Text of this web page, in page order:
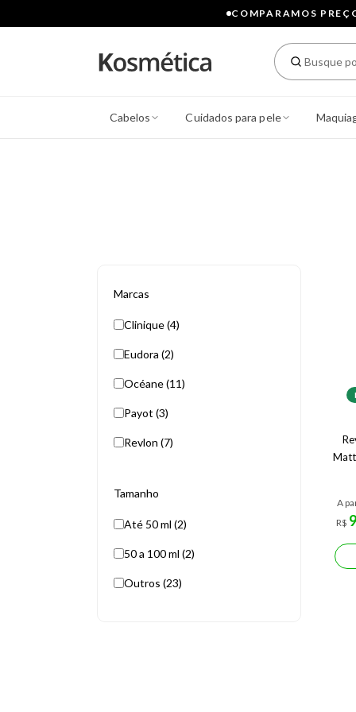
COMPARAMOS
Cabelos Cuidados para pele
Marcas
Clinique (4)
Eudora (2)
Océane (11)
Payot (3)
Revlon (7)
Tamanho
Até 50 ml (2)
50 a 100 ml (2)
Outros (23)
A
R$